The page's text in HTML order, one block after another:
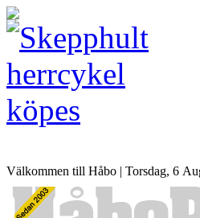
Välkommen till Håbo | Torsdag, 6